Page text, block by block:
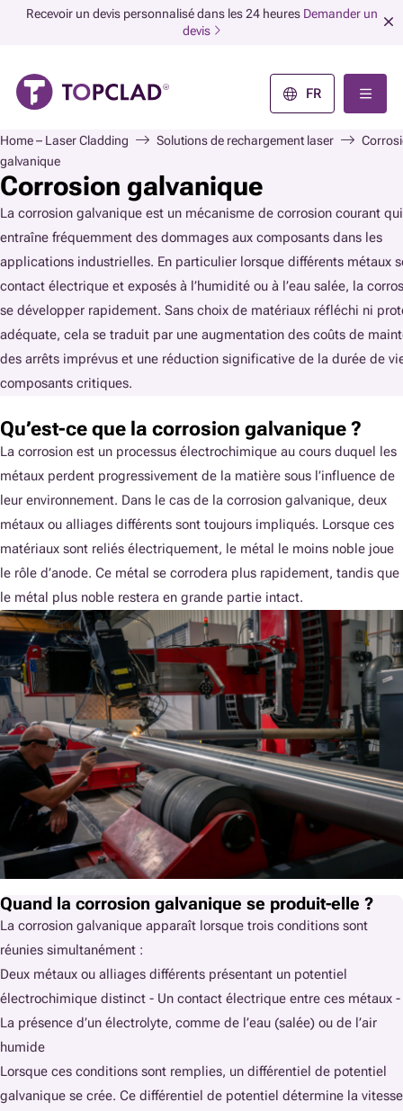
Recevoir un devis personnalisé dans les 24 heures Demander un
devis
FR
Home – Laser Cladding Solutions de rechargement laser
galvanique
Corrosion galvanique
La corrosion galvanique est un mécanisme de corrosion courant qui
entraîne fréquemment des dommages aux composants dans les
applications industrielles. En particulier lorsque différents métaux
contact électrique et exposés à l’humidité ou à l’eau salée, la
se développer rapidement. Sans choix de matériaux réfléchi ni
adéquate, cela se traduit par une augmentation des coûts de
des arrêts imprévus et une réduction significative de la durée de
composants critiques.
Qu’est-ce que la corrosion galvanique ?
La corrosion est un processus électrochimique au cours duquel les
métaux perdent progressivement de la matière sous l’influence de
leur environnement. Dans le cas de la corrosion galvanique, deux
métaux ou alliages différents sont toujours impliqués. Lorsque ces
matériaux sont reliés électriquement, le métal le moins noble joue
le rôle d’anode. Ce métal se corrodera plus rapidement, tandis que
le métal plus noble restera en grande partie intact.
Quand la corrosion galvanique se produit-elle ?
La corrosion galvanique apparaît lorsque trois conditions sont
réunies simultanément :
Deux métaux ou alliages différents présentant un potentiel
électrochimique distinct - Un contact électrique entre ces métaux -
La présence d’un électrolyte, comme de l’eau (salée) ou de l’air
humide
Lorsque ces conditions sont remplies, un différentiel de potentiel
galvanique se crée. Ce différentiel de potentiel détermine la vitesse